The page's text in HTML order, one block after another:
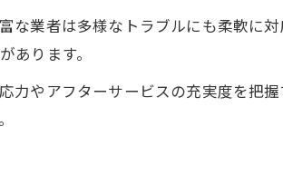
する工事先を知る
保有の有無で選び方が変わる
る電気工事で得られる安全性
業者は多様なトラブルにも柔軟に
あります。
やアフターサービスの充実度を把